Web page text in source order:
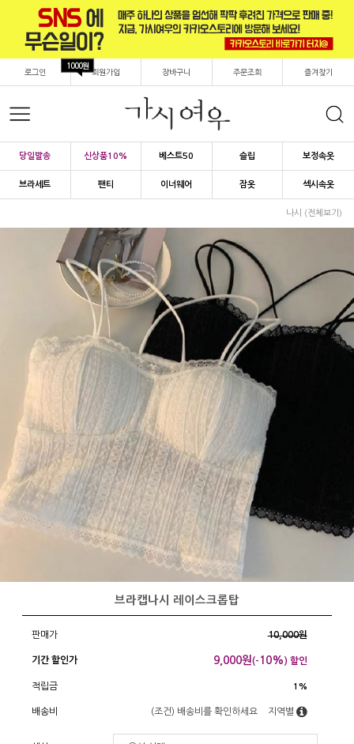
로그인 회원가입
1000원
장바구니 주문조회 즐겨찾기
당일발송 신상품10% 베스트50 슬립 보정속옷
브라세트 팬티 이너웨어 잠옷 섹시속옷
나시 (전체보기)
브라캡나시 레이스크롭탑
판매가 10,000원
기간 할인가 9,000원(- 10%) 할인
적립금 1%
배송비 (조건) 배송비를 확인하세요 지역별